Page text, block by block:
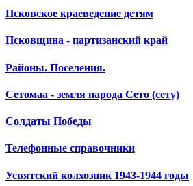
Псковское краеведение детям
Псковщина - партизанский край
Районы. Поселения.
Сетомаа - земля народа Сето (сету)
Солдаты Победы
Телефонные справочники
Усвятский колхозник 1943-1944 годы